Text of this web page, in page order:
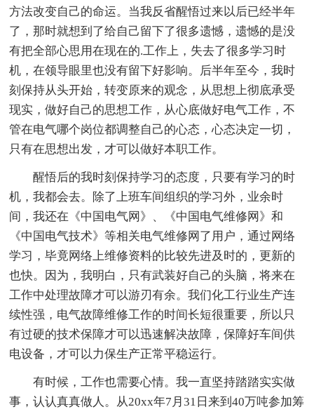
方法改变自己的命运。当我反省醒悟过来以后已经半年
了，那时就想到了给自己留下了很多遗憾，遗憾的是没
有把全部心思用在现在的.工作上，失去了很多学习时
机，在领导眼里也没有留下好影响。后半年至今，我时
刻保持从头开始，转变原来的观念，从思想上彻底承受
现实，做好自己的思想工作，从心底做好电气工作，不
管在电气哪个岗位都调整自己的心态，心态决定一切，
只有在思想出发，才可以做好本职工作。
醒悟后的我时刻保持学习的态度，只要有学习的时
机，我都会去。除了上班车间组织的学习外，业余时
间，我还在《中国电气网》、《中国电气维修网》和
《中国电气技术》等相关电气维修网了用户，通过网络
学习，毕竟网络上维修资料的比较先进及时的，更新的
也快。因为，我明白，只有武装好自己的头脑，将来在
工作中处理故障才可以游刃有余。我们化工行业生产连
续性强，电气故障维修工作的时间长短很重要，所以只
有过硬的技术保障才可以迅速解决故障，保障好车间供
电设备，才可以力保生产正常平稳运行。
有时候，工作也需要心情。我一直坚持踏踏实实做
事，认认真真做人。从20xx年7月31日来到40万吨参加筹